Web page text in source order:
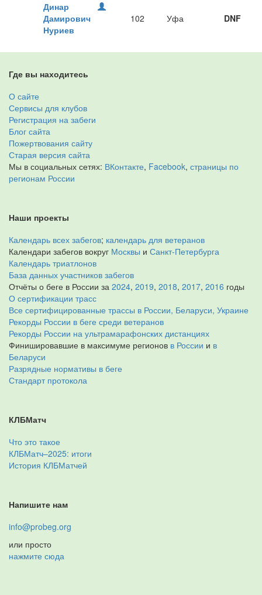
Динар
Дамирович
Нуриев
102 Уфа DNF
Где вы находитесь
О сайте
Сервисы для клубов
Регистрация на забеги
Блог сайта
Пожертвования сайту
Старая версия сайта
Мы в социальных сетях: ВКонтакте, Facebook, страницы по
регионам России
Наши проекты
Календарь всех забегов; календарь для ветеранов
Календари забегов вокруг Москвы и Санкт-Петербурга
Календарь триатлонов
База данных участников забегов
Отчёты о беге в России за 2024, 2019, 2018, 2017, 2016 годы
О сертификации трасс
Все сертифицированные трассы в России, Беларуси, Украине
Рекорды России в беге среди ветеранов
Рекорды России на ультрамарафонских дистанциях
Финишировавшие в максимуме регионов в России и в
Беларуси
Разрядные нормативы в беге
Стандарт протокола
КЛБМатч
Что это такое
КЛБМатч–2025: итоги
История КЛБМатчей
Напишите нам
info@probeg.org
или просто
нажмите сюда